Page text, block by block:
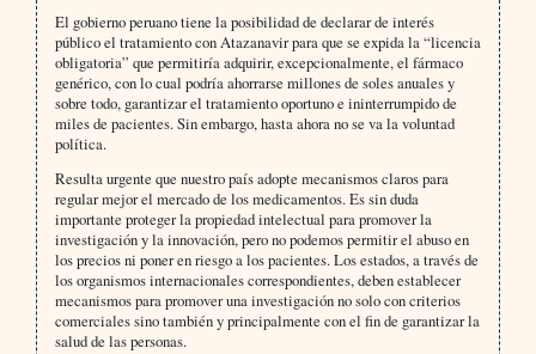
El gobierno peruano tiene la posibilidad de declarar de interés
público el tratamiento con Atazanavir para que se expida la “licencia
obligatoria” que permitiría adquirir, excepcionalmente, el fármaco
genérico, con lo cual podría ahorrarse millones de soles anuales y
sobre todo, garantizar el tratamiento oportuno e ininterrumpido de
miles de pacientes. Sin embargo, hasta ahora no se va la voluntad
política.
Resulta urgente que nuestro país adopte mecanismos claros para
regular mejor el mercado de los medicamentos. Es sin duda
importante proteger la propiedad intelectual para promover la
investigación y la innovación, pero no podemos permitir el abuso en
los precios ni poner en riesgo a los pacientes. Los estados, a través de
los organismos internacionales correspondientes, deben establecer
mecanismos para promover una investigación no solo con criterios
comerciales sino también y principalmente con el fin de garantizar la
salud de las personas.